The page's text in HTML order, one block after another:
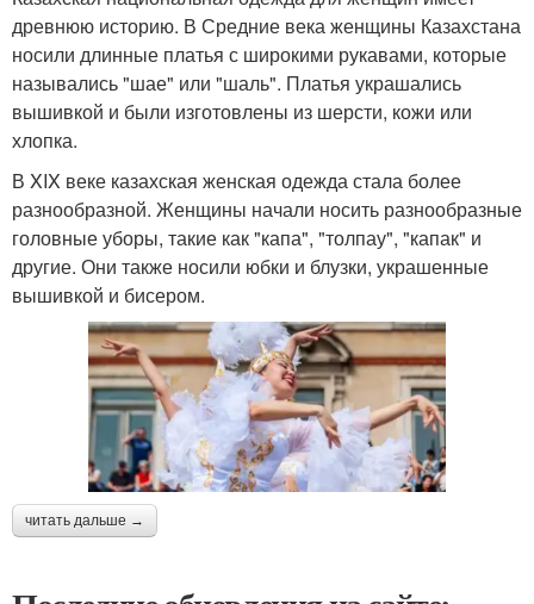
древнюю историю. В Средние века женщины Казахстана
носили длинные платья с широкими рукавами, которые
назывались "шае" или "шаль". Платья украшались
вышивкой и были изготовлены из шерсти, кожи или
хлопка.
В XIX веке казахская женская одежда стала более
разнообразной. Женщины начали носить разнообразные
головные уборы, такие как "капа", "толпау", "капак" и
другие. Они также носили юбки и блузки, украшенные
вышивкой и бисером.
читать дальше →